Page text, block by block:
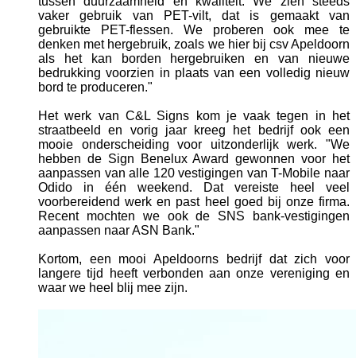
vaker gebruik van PET-vilt, dat is gemaakt van
gebruikte PET-flessen. We proberen ook mee te
denken met hergebruik, zoals we hier bij csv Apeldoorn
als het kan borden hergebruiken en van nieuwe
bedrukking voorzien in plaats van een volledig nieuw
bord te produceren."
Het werk van C&L Signs kom je vaak tegen in het
straatbeeld en vorig jaar kreeg het bedrijf ook een
mooie onderscheiding voor uitzonderlijk werk. "We
hebben de Sign Benelux Award gewonnen voor het
aanpassen van alle 120 vestigingen van T-Mobile naar
Odido in één weekend. Dat vereiste heel veel
voorbereidend werk en past heel goed bij onze firma.
Recent mochten we ook de SNS bank-vestigingen
aanpassen naar ASN Bank."
Kortom, een mooi Apeldoorns bedrijf dat zich voor
langere tijd heeft verbonden aan onze vereniging en
waar we heel blij mee zijn.